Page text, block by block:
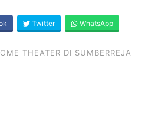
Twitter WhatsApp
THEATER DI SUMBERREJA